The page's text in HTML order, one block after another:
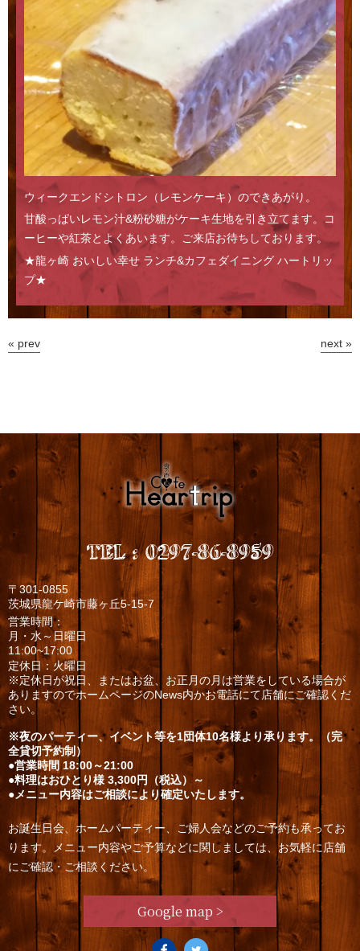
ウィークエンドシトロン（レモンケーキ）のできあがり。
甘酸っぱいレモン汁&粉砂糖がケーキ生地を引き立てます。コ
ーヒーや紅茶とよくあいます。ご来店お待ちしております。
★龍ヶ崎 おいしい幸せ ランチ&カフェダイニング ハートリッ
プ★
« prev next »
TEL:0297-86-8959
〒301-0855
茨城県龍ケ崎市藤ヶ丘5-15-7
営業時間：
月・水～日曜日
11:00~17:00
定休日：火曜日
※定休日が祝日、またはお盆、お正月の月は営業をしている場合が
ありますのでホームページのNews内かお電話にて店舗にご確認くだ
さい。
※夜のパーティー、イベント等を1団体10名様より承ります。（完
全貸切予約制）
●営業時間 18:00～21:00
●料理はおひとり様 3,300円（税込）～
●メニュー内容はご相談により確定いたします。
お誕生日会、ホームパーティー、ご婦人会などのご予約も承ってお
ります。メニュー内容やご予算などに関しましては、お気軽に店舗
にご確認・ご相談ください。
Google map >